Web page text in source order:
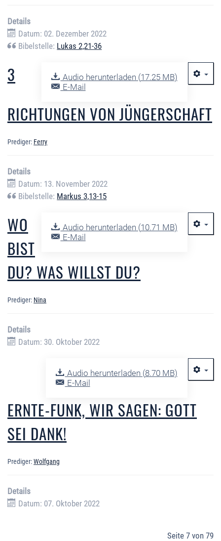
Details
Datum: 02. Dezember 2022
Bibelstelle: Lukas 2,21-36
Audio herunterladen (17.25 MB)
E-Mail
3
RICHTUNGEN VON JÜNGERSCHAFT
Prediger: Ferry
Details
Datum: 13. November 2022
Bibelstelle: Markus 3,13-15
Audio herunterladen (10.71 MB)
E-Mail
WO
BIST
DU? WAS WILLST DU?
Prediger: Nina
Details
Datum: 30. Oktober 2022
Audio herunterladen (8.70 MB)
E-Mail
ERNTE-FUNK, WIR SAGEN: GOTT
SEI DANK!
Prediger:Wolfgang
Details
Datum: 07. Oktober 2022
Seite 7 von 79